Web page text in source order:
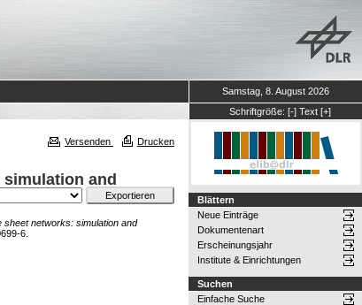
Samstag, 8. August 2026
Schriftgröße: [-] Text [+]
Versenden Drucken
and
networks: simulation and
6.
Blättern
Neue Einträge
Dokumentenart
Erscheinungsjahr
Institute & Einrichtungen
Suchen
Einfache Suche